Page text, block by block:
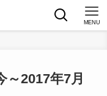
MENU
2017年7月